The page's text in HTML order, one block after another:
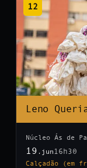
12
Leno
Núcleo Ás de
19 .jun 16h30
Calçadão (em